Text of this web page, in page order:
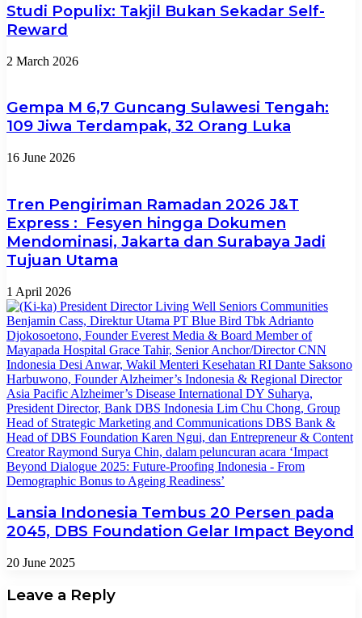
Studi Populix: Takjil Bukan Sekadar Self-
Reward
2 March 2026
Gempa M 6,7 Guncang Sulawesi Tengah:
109 Jiwa Terdampak, 32 Orang Luka
16 June 2026
Tren Pengiriman Ramadan 2026 J&T
Express : Fesyen hingga Dokumen
Mendominasi, Jakarta dan Surabaya Jadi
Tujuan Utama
1 April 2026
Lansia Indonesia Tembus 20 Persen pada
2045, DBS Foundation Gelar Impact Beyond
20 June 2025
Leave a Reply